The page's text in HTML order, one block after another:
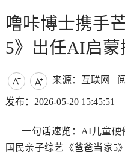
噜咔博士携手
5》出任AI启蒙
  来源：互联网
发布：2026-05-20 15:45:51
一句话速览：AI儿童硬
国民亲子综艺《爸爸当家5